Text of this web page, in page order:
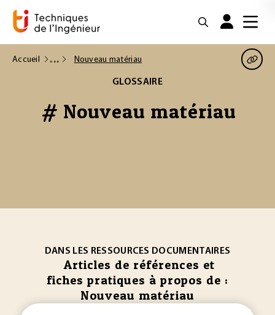
Accueil Nouveau matériau
GLOSSAIRE
# Nouveau matériau
DANS LES RESSOURCES DOCUMENTAIRES
Articles de références et
fiches pratiques à propos de :
Nouveau matériau